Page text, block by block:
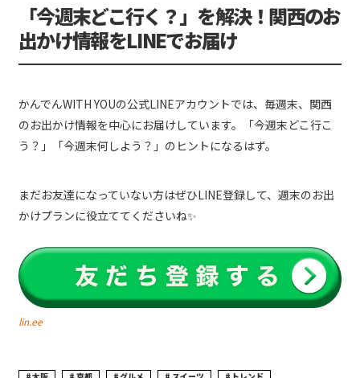
「今週末どこ行く？」を解決！関西のお
出かけ情報をLINEでお届け
かんでんWITH YOUの公式LINEアカウントでは、毎週末、関西
のお出かけ情報を中心にお届けしています。「今週末どこ行こ
う？」「今週末何しよう？」のヒントになるはず。
まだお友達になっていない方はぜひLINE登録して、週末のお出
かけプランに役立ててくださいね✨
lin.ee